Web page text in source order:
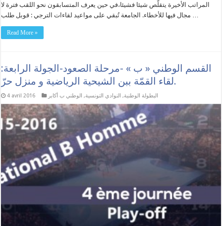
المراتب الأخيرة يتقلّص شيئا فشيئا،في حين يعرف المتسابقون نحو اللقب فترة لا
مجال فيها للأخطاء. الجامعة تُبقي على مواعيد لقاءات الترجي : قوبل طلب …
Read More »
القسم الوطني « ب » -مرحلة الصعود-الجولة الرابعة:
لقاء القمّة ببن الشيحية الرياضية و منزل حرّ.
4 avril 2016 البطولة الوطنية, النوادي التونسية, الوطني ب أكابر